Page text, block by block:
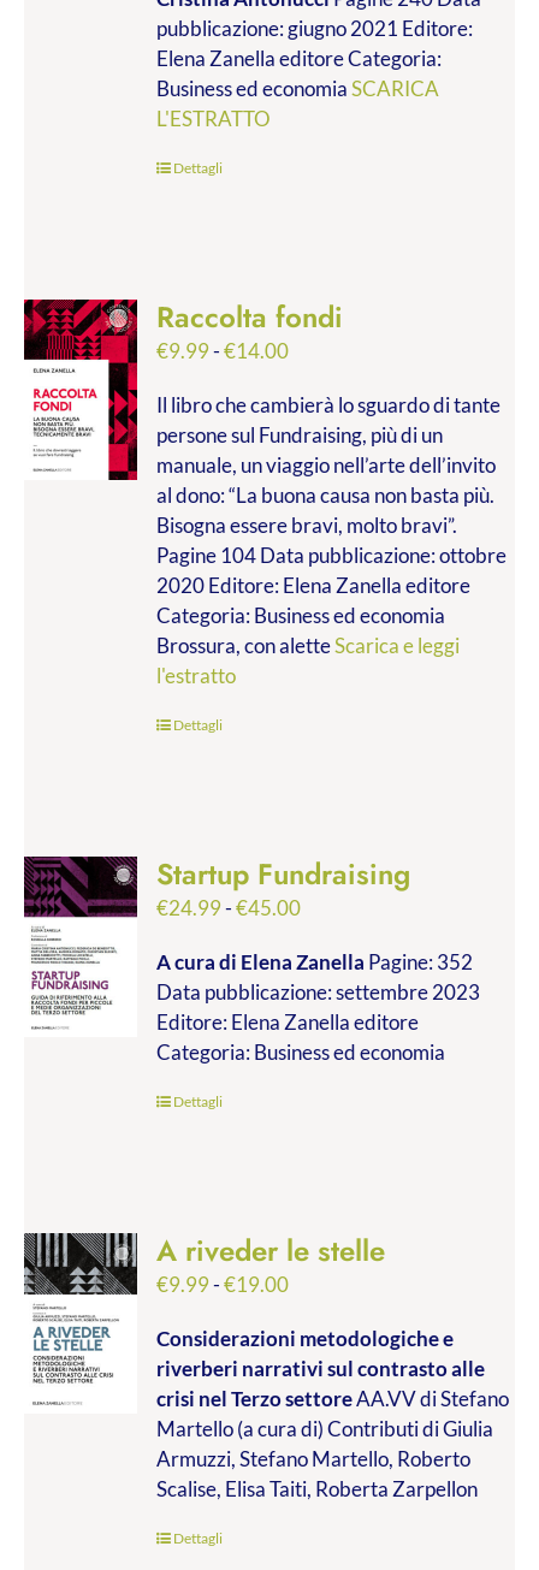
€9.99
a
€28.00
pubblicazione: giugno 2021 Editore:
Elena Zanella editore Categoria:
Business ed economiaSCARICA
L'ESTRATTO
Dettagli
Raccolta fondi
€9.99-€14.00Fascia
prezzo:
da
€9.99
a
€14.00
Il libro che cambierà lo sguardo di tante
persone sul Fundraising, più di un
manuale, un viaggio nell’arte dell’invito
al dono: “La buona causa non basta più.
Bisogna essere bravi, molto bravi”.
Pagine 104 Data pubblicazione: ottobre
2020 Editore: Elena Zanella editore
Categoria: Business ed economia
Brossura, con aletteScarica e leggi
l'estratto
Dettagli
Startup Fundraising
€24.99-€45.00Fascia
prezzo:
da
€24.99
a
A cura di Elena Zanella Pagine: 352
Data pubblicazione: settembre 2023
Editore: Elena Zanella editore
Categoria: Business ed economia
Dettagli
A riveder le stelle
€9.99-€19.00Fascia
prezzo:
da
€9.99
a
€19.00
Considerazioni metodologiche e
riverberi narrativi sul contrasto alle
crisi nel Terzo settoreAA.VV di Stefano
Martello (a cura di) Contributi di Giulia
Armuzzi, Stefano Martello, Roberto
Scalise, Elisa Taiti, Roberta Zarpellon
Dettagli